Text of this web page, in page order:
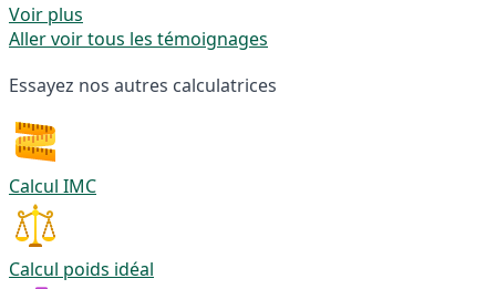
Voir plus
Aller voir tous les témoignages
Essayez nos autres calculatrices
Calcul IMC
Calcul poids idéal